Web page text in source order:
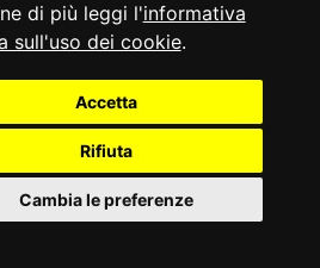
di più leggi l'informativa
sull'uso dei cookie.
Accetta
Rifiuta
Cambia le preferenze
policy
|feedback
cookie
Realizzato da